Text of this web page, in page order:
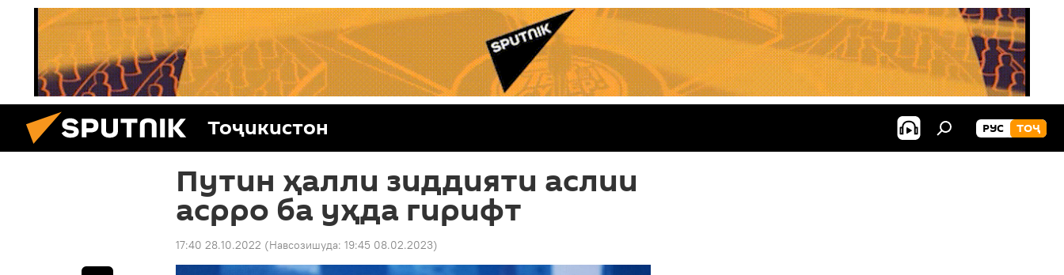
Тоҷикистон РУС ТОҶ
Путин ҳалли зиддияти аслии
асрро ба уҳда гирифт
17:40 28.10.2022 (Навсозишуда: 19:45 08.02.2023)